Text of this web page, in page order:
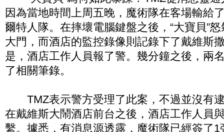
因為當地時間上周五晚，魔術隊在客場輸給
爾特人隊。在摔壞電腦鍵盤之後，“大寶貝”
大門，而酒店的監控錄像則記錄下了戴維斯
是，酒店工作人員報了警。幾分鐘之後，兩
了相關筆錄。
TMZ表示警方受理了此案，不過並沒有
在戴維斯大鬧酒店前台之後，酒店工作人員
繫。據悉，有消息源透露，魔術隊已經簽了